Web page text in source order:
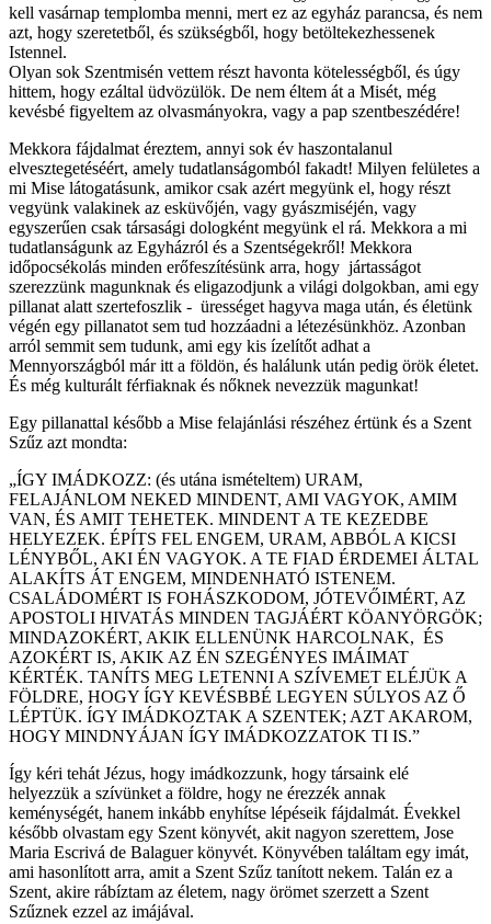
kell vasárnap templomba menni, mert ez az egyház parancsa, és nem
azt, hogy szeretetből, és szükségből, hogy betöltekezhessenek
Istennel.
Olyan sok Szentmisén vettem részt havonta kötelességből, és úgy
hittem, hogy ezáltal üdvözülök. De nem éltem át a Misét, még
kevésbé figyeltem az olvasmányokra, vagy a pap szentbeszédére!
Mekkora fájdalmat éreztem, annyi sok év haszontalanul
elvesztegetéséért, amely tudatlanságomból fakadt! Milyen felületes a
mi Mise látogatásunk, amikor csak azért megyünk el, hogy részt
vegyünk valakinek az esküvőjén, vagy gyászmiséjén, vagy
egyszerűen csak társasági dologként megyünk el rá. Mekkora a mi
tudatlanságunk az Egyházról és a Szentségekről! Mekkora
időpocsékolás minden erőfeszítésünk arra, hogy jártasságot
szerezzünk magunknak és eligazodjunk a világi dolgokban, ami egy
pillanat alatt szertefoszlik - ürességet hagyva maga után, és életünk
végén egy pillanatot sem tud hozzáadni a létezésünkhöz. Azonban
arról semmit sem tudunk, ami egy kis ízelítőt adhat a
Mennyországból már itt a földön, és halálunk után pedig örök életet.
És még kulturált férfiaknak és nőknek nevezzük magunkat!
Egy pillanattal később a Mise felajánlási részéhez értünk és a Szent
Szűz azt mondta:
„ÍGY IMÁDKOZZ: (és utána ismételtem) URAM,
FELAJÁNLOM NEKED MINDENT, AMI VAGYOK, AMIM
VAN, ÉS AMIT TEHETEK. MINDENT A TE KEZEDBE
HELYEZEK. ÉPÍTS FEL ENGEM, URAM, ABBÓL A KICSI
LÉNYBŐL, AKI ÉN VAGYOK. A TE FIAD ÉRDEMEI ÁLTAL
ALAKÍTS ÁT ENGEM, MINDENHATÓ ISTENEM.
CSALÁDOMÉRT IS FOHÁSZKODOM, JÓTEVŐIMÉRT, AZ
APOSTOLI HIVATÁS MINDEN TAGJÁÉRT KÖANYÖRGÖK;
MINDAZOKÉRT, AKIK ELLENÜNK HARCOLNAK, ÉS
AZOKÉRT IS, AKIK AZ ÉN SZEGÉNYES IMÁIMAT
KÉRTÉK. TANÍTS MEG LETENNI A SZÍVEMET ELÉJÜK A
FÖLDRE, HOGY ÍGY KEVÉSBBÉ LEGYEN SÚLYOS AZ Ő
LÉPTÜK. ÍGY IMÁDKOZTAK A SZENTEK; AZT AKAROM,
HOGY MINDNYÁJAN ÍGY IMÁDKOZZATOK TI IS.”
Így kéri tehát Jézus, hogy imádkozzunk, hogy társaink elé
helyezzük a szívünket a földre, hogy ne érezzék annak
keménységét, hanem inkább enyhítse lépéseik fájdalmát. Évekkel
később olvastam egy Szent könyvét, akit nagyon szerettem, Jose
Maria Escrivá de Balaguer könyvét. Könyvében találtam egy imát,
ami hasonlított arra, amit a Szent Szűz tanított nekem. Talán ez a
Szent, akire rábíztam az életem, nagy örömet szerzett a Szent
Szűznek ezzel az imájával.